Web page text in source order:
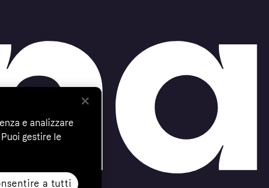
e analizzare
gestire le
a tutti